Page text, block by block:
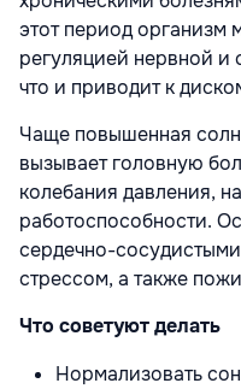
этот период организм
регуляцией нервной и
что и приводит к
Чаще повышенная
вызывает головную
колебания давления,
работоспособности.
сердечно-
стрессом, а также
Что советуют делать
Нормализовать